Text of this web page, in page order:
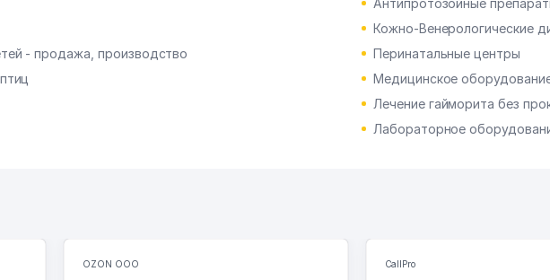
Антипротозойные
Кожно-Венерологические
- продажа, производство
Перинатальные центры
Медицинское
Лечение гайморита без
Лабораторное
OZON ООО CallPro